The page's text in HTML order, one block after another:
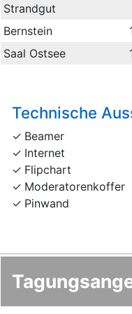
Strandgut
Bernstein
Saal Ostsee
Technische
Beamer
Internet
Flipchart
Moderatorenkoffer
Pinwand